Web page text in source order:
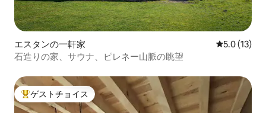
エスタンの一軒家 レビュー13
5.0 (13)
石造りの家、サウナ、ピレネー山脈の眺望
大好評のゲストチョイスです。
ゲストチョイス